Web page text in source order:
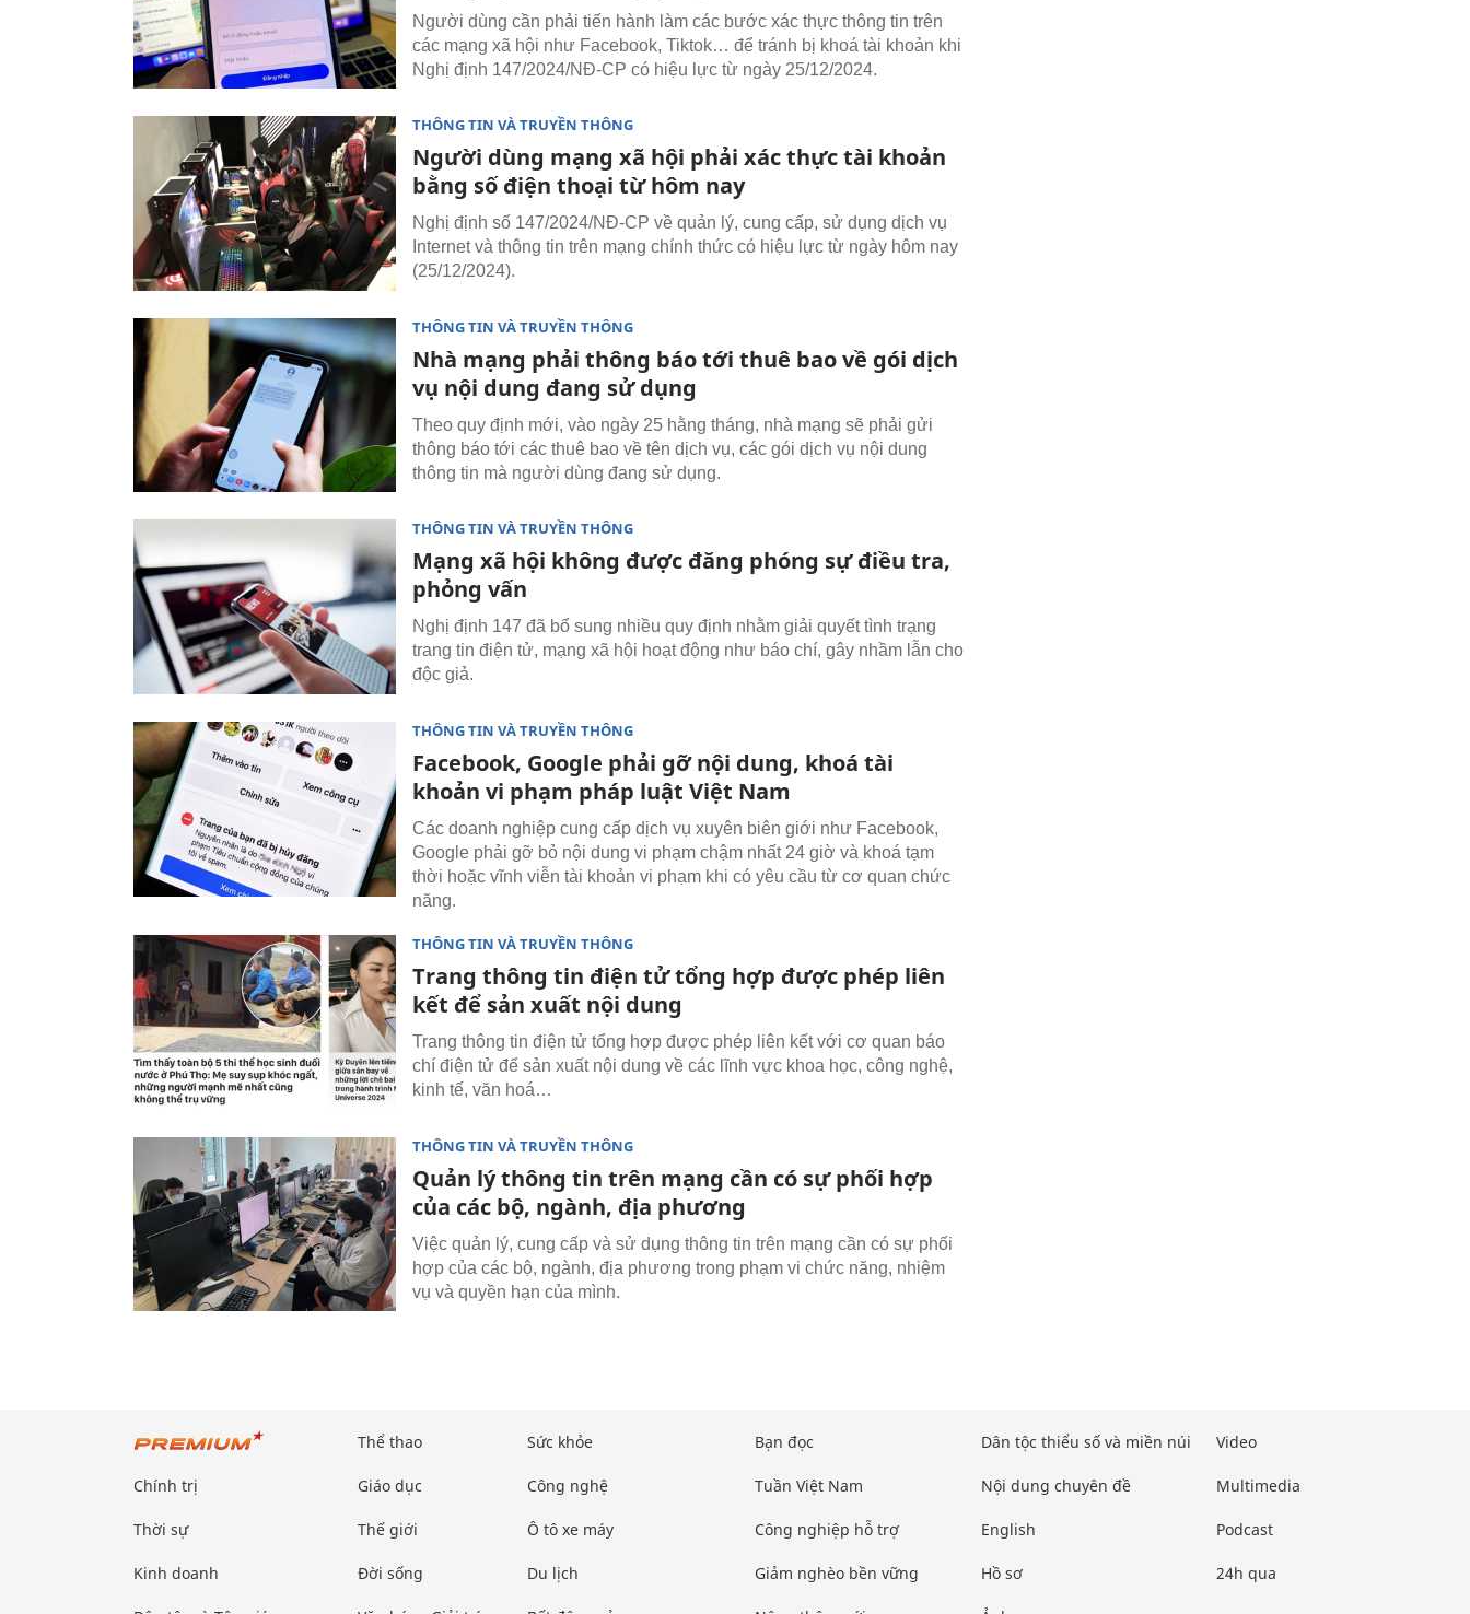
Người dùng cần phải tiến hành làm các bước xác thực thông tin trên
các mạng xã hội như Facebook, Tiktok… để tránh bị khoá tài khoản khi
Nghị định 147/2024/NĐ-CP có hiệu lực từ ngày 25/12/2024.
THÔNG TIN VÀ TRUYỀN THÔNG
Người dùng mạng xã hội phải xác thực tài khoản
bằng số điện thoại từ hôm nay
Nghị định số 147/2024/NĐ-CP về quản lý, cung cấp, sử dụng dịch vụ
Internet và thông tin trên mạng chính thức có hiệu lực từ ngày hôm nay
(25/12/2024).
THÔNG TIN VÀ TRUYỀN THÔNG
Nhà mạng phải thông báo tới thuê bao về gói dịch
vụ nội dung đang sử dụng
Theo quy định mới, vào ngày 25 hằng tháng, nhà mạng sẽ phải gửi
thông báo tới các thuê bao về tên dịch vụ, các gói dịch vụ nội dung
thông tin mà người dùng đang sử dụng.
THÔNG TIN VÀ TRUYỀN THÔNG
Mạng xã hội không được đăng phóng sự điều tra,
phỏng vấn
Nghị định 147 đã bổ sung nhiều quy định nhằm giải quyết tình trạng
trang tin điện tử, mạng xã hội hoạt động như báo chí, gây nhầm lẫn cho
độc giả.
THÔNG TIN VÀ TRUYỀN THÔNG
Facebook, Google phải gỡ nội dung, khoá tài
khoản vi phạm pháp luật Việt Nam
Các doanh nghiệp cung cấp dịch vụ xuyên biên giới như Facebook,
Google phải gỡ bỏ nội dung vi phạm chậm nhất 24 giờ và khoá tạm
thời hoặc vĩnh viễn tài khoản vi phạm khi có yêu cầu từ cơ quan chức
năng.
THÔNG TIN VÀ TRUYỀN THÔNG
Trang thông tin điện tử tổng hợp được phép liên
kết để sản xuất nội dung
Trang thông tin điện tử tổng hợp được phép liên kết với cơ quan báo
chí điện tử để sản xuất nội dung về các lĩnh vực khoa học, công nghệ,
kinh tế, văn hoá…
THÔNG TIN VÀ TRUYỀN THÔNG
Quản lý thông tin trên mạng cần có sự phối hợp
của các bộ, ngành, địa phương
Việc quản lý, cung cấp và sử dụng thông tin trên mạng cần có sự phối
hợp của các bộ, ngành, địa phương trong phạm vi chức năng, nhiệm
vụ và quyền hạn của mình.
Chính trị
Thời sự
Kinh doanh
Thể thao
Giáo dục
Thế giới
Đời sống
Sức khỏe
Công nghệ
Ô tô xe máy
Du lịch
Bạn đọc
Tuần Việt Nam
Công nghiệp hỗ trợ
Giảm nghèo bền vững
Dân tộc thiểu số và miền núi
Nội dung chuyên đề
English
Hồ sơ
Video
Multimedia
Podcast
24h qua